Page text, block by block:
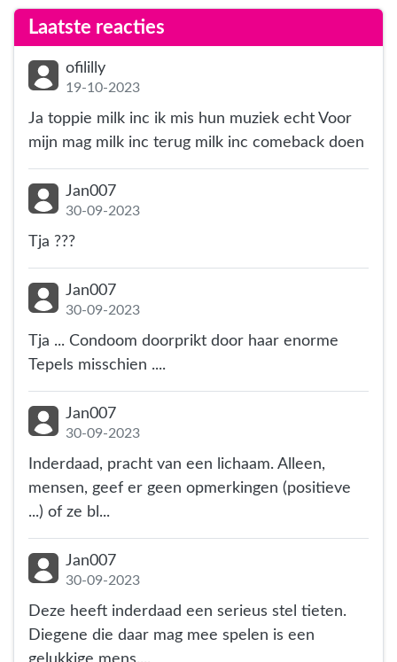
Laatste reacties
ofililly
19-10-2023
Ja toppie milk inc ik mis hun muziek echt Voor
mijn mag milk inc terug milk inc comeback doen
Jan007
30-09-2023
Tja ???
Jan007
30-09-2023
Tja ... Condoom doorprikt door haar enorme
Tepels misschien ....
Jan007
30-09-2023
Inderdaad, pracht van een lichaam. Alleen,
mensen, geef er geen opmerkingen (positieve
...) of ze bl...
Jan007
30-09-2023
Deze heeft inderdaad een serieus stel tieten.
Diegene die daar mag mee spelen is een
gelukkige mens....